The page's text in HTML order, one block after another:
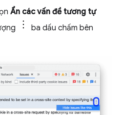
Ẩn các vấn đề tương tự
ba dấu chấm bên